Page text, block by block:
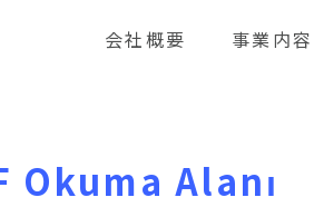
会社概要 事業内容
Okuma Alanı